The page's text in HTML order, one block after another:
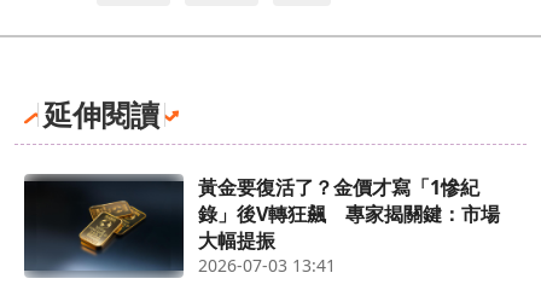
延伸閱讀
黃金要復活了？金價才寫「1慘紀
錄」後V轉狂飆 專家揭關鍵：市場
大幅提振
2026-07-03 13:41